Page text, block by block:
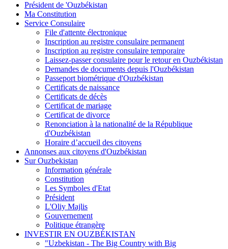
Président de 'Ouzbékistan
Ma Constitution
Service Consulaire
File d'attente électronique
Inscription au registre consulaire permanent
Inscription au registre consulaire temporaire
Laissez-passer consulaire pour le retour en Ouzbékistan
Demandes de documents depuis l'Ouzbékistan
Passeport biométrique d'Ouzbékistan
Certificats de naissance
Certificats de décès
Certificat de mariage
Certificat de divorce
Renonciation à la nationalité de la République
d'Ouzbékistan
Horaire d’accueil des citoyens
Annonses aux citoyens d'Ouzbékistan
Sur Ouzbekistan
Information générale
Constitution
Les Symboles d'Etat
Président
L'Oliy Majlis
Gouvernement
Politique étrangère
INVESTIR EN OUZBÉKISTAN
"Uzbekistan - The Big Country with Big